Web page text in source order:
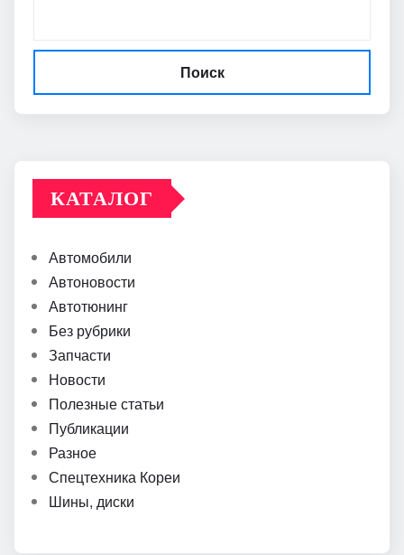
Поиск
КАТАЛОГ
Автомобили
Автоновости
Автотюнинг
Без рубрики
Запчасти
Новости
Полезные статьи
Публикации
Разное
Спецтехника Кореи